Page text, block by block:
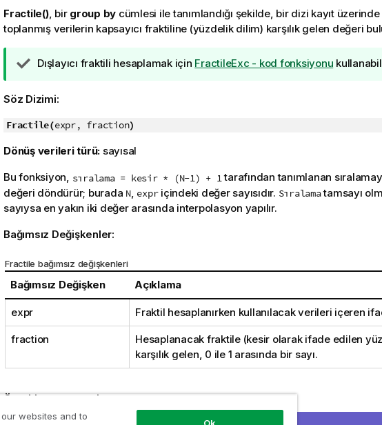
Fractile(), bir group by cümlesi ile tanımlandığı şekilde, bir dizi kayıt
toplanmış verilerin kapsayıcı fraktiline (yüzdelik dilim) karşılık gelen değeri
İ
u
u
o
u
Dışlayıcı fraktili hesaplamak için FractileExc - kod fonksiyonu
Söz Dizimi:
Fractile(expr, fraction)
Dönüş verileri türü: sayısal
Bu fonksiyon, sıralama = kesir * (N-1) + 1 tarafından tanımlanan
değeri döndürür; burada N, expriçindeki değer sayısıdır. Sıralamatamsayı
sayıysa en yakın iki değer arasında interpolasyon yapılır.
Bağımsız Değişkenler:
Fractile bağımsız değişkenleri
Bağımsız Değişken Açıklama
expr Fraktil hesaplanırken kullanılacak verileri içeren
fraction
Hesaplanacak fraktile (kesir olarak ifade edilen
karşılık gelen, 0 ile 1 arasında bir sayı.
Örnekler ve sonuçlar:
websites and to